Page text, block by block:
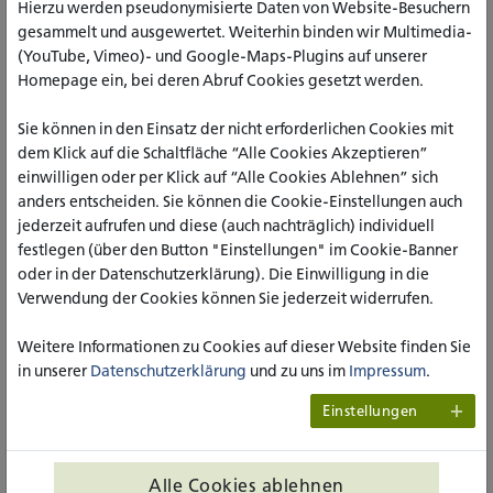
leisten zu können.
Konkreter Gegenstand sind die existenziellen Themen
Freiheit, Verantwortung und Schuld; Sinn und Sinnlosigkeit;
Authentizität. Zahlreiche Fallbeispiele aus der Praxis der
Sozialen Arbeit helfen den Leser:innen dabei, eher abstrakte
philosophische Gedanken und Konzepte auf konkrete
Situationen zu beziehen. Doch es bleibt nicht alleine bei
einer Annäherung von Theorie und Praxis: In einem eigenen
Kapitel werden schließlich eine Reihe von – teilweise bereits
sehr bewährten und bekannten – Methoden hinsichtlich
ihrer praktischen Relevanz für das Konzept einer
Relevanz kommt dabei u.a. existenziell orientierten
Psychotherapeuten wie Viktor Frankl und Irvin Yalom zu,
Sozialer Arbeit vielversprechende und fruchtbare
Hierzu werden pseudonymisierte Daten von Website-Besuchern
gesammelt und ausgewertet. Weiterhin binden wir Multimedia-
(YouTube, Vimeo)- und Google-Maps-Plugins auf unserer
Homepage ein, bei deren Abruf Cookies gesetzt werden.
Sie können in den Einsatz der nicht erforderlichen Cookies mit
dem Klick auf die Schaltfläche “Alle Cookies Akzeptieren”
einwilligen oder per Klick auf “Alle Cookies Ablehnen” sich
anders entscheiden. Sie können die Cookie-Einstellungen auch
jederzeit aufrufen und diese (auch nachträglich) individuell
festlegen (über den Button "Einstellungen" im Cookie-Banner
oder in der Datenschutzerklärung). Die Einwilligung in die
Verwendung der Cookies können Sie jederzeit widerrufen.
Weitere Informationen zu Cookies auf dieser Website finden Sie
in unserer Datenschutzerklärung und zu uns im Impressum.
Einstellungen
Alle Cookies ablehnen